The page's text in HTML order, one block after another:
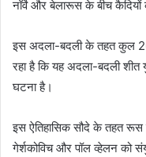
नॉर्वे और बेलारूस के बीच कैदियों
इस अदला-बदली के तहत कुल 26
रहा है कि यह अदला-बदली शीत
घटना है।
इस ऐतिहासिक सौदे के तहत रूस
गेर्शकोविच और पॉल व्हेलन को